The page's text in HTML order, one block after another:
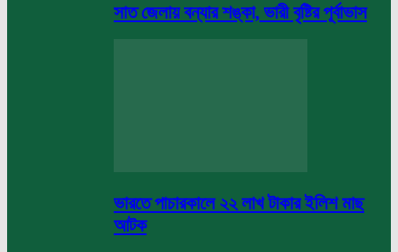
সাত জেলায় বন্যার শঙ্কা, ভারী বৃষ্টির পূর্বাভাস
ভারতে পাচারকালে ২২ লাখ টাকার ইলিশ মাছ
আটক